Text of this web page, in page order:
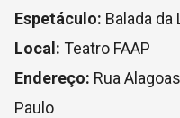
Espetáculo: Balada da
Local: Teatro FAAP
Endereço: Rua
Paulo